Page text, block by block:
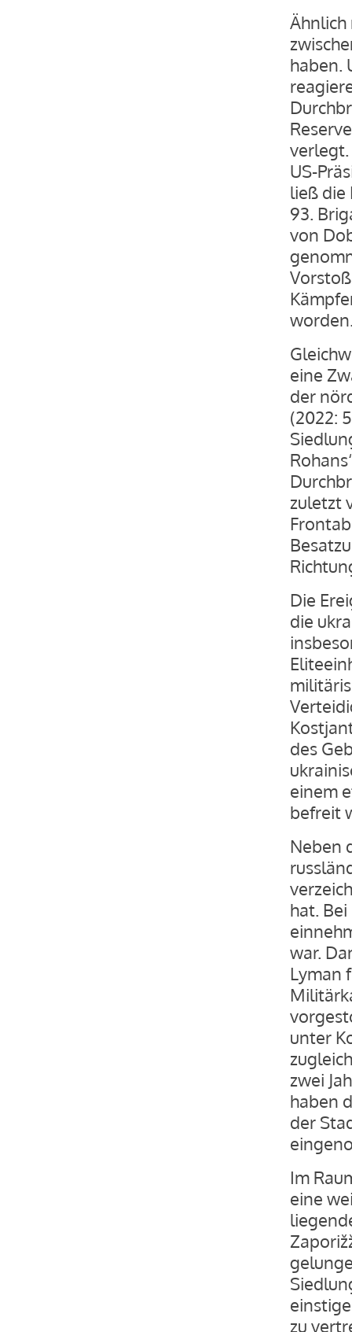
Ähnlich
haben.
verlegt.
US-
ließ die
93.
von
eine
der
(2022:
zuletzt
Die
die
des
einem
befreit
Neben
hat.
war.
Lyman
unter
zwei
haben
der
Im
eine
zu